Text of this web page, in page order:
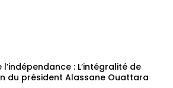
: L’intégralité de
du président Alassane Ouattara